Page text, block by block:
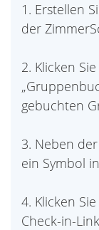
1. Erstellen
der
2. Klicken
gebuchten
3. Neben
ein Symbol
4. Klicken
Check-in-